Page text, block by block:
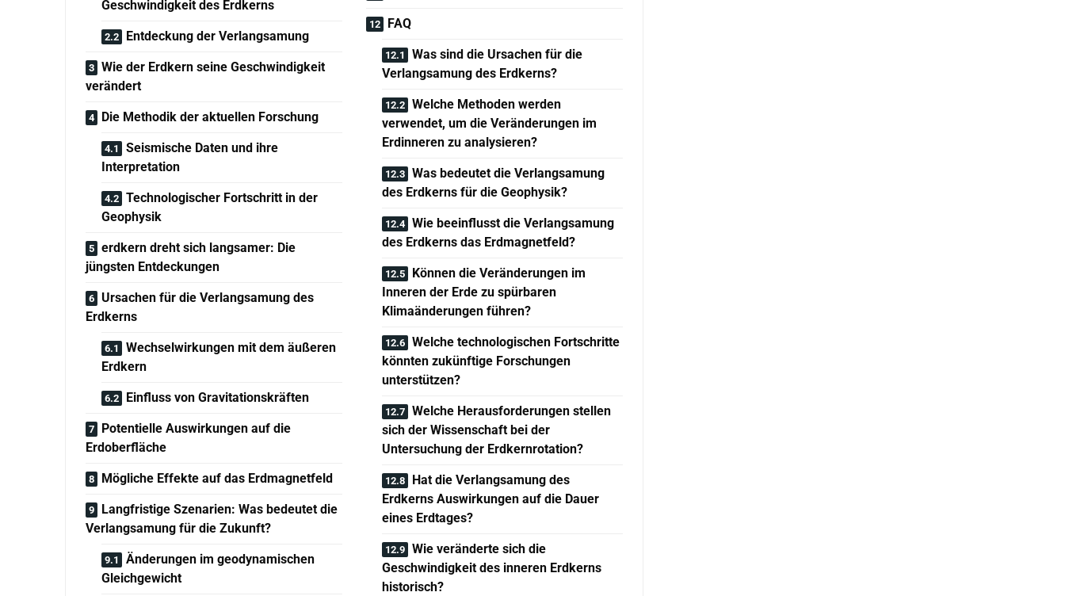
Geschwindigkeit des Erdkerns
Entdeckung der Verlangsamung
Wie der Erdkern seine Geschwindigkeit
verändert
Die Methodik der aktuellen Forschung
Seismische Daten und ihre
Interpretation
Technologischer Fortschritt in der
Geophysik
erdkern dreht sich langsamer: Die
jüngsten Entdeckungen
Ursachen für die Verlangsamung des
Erdkerns
Wechselwirkungen mit dem äußeren
Erdkern
Einfluss von Gravitationskräften
Potentielle Auswirkungen auf die
Erdoberfläche
Mögliche Effekte auf das Erdmagnetfeld
Langfristige Szenarien: Was bedeutet die
Verlangsamung für die Zukunft?
Änderungen im geodynamischen
Gleichgewicht
FAQ
Was sind die Ursachen für die
Verlangsamung des Erdkerns?
Welche Methoden werden
verwendet, um die Veränderungen im
Erdinneren zu analysieren?
Was bedeutet die Verlangsamung
des Erdkerns für die Geophysik?
Wie beeinflusst die Verlangsamung
des Erdkerns das Erdmagnetfeld?
Können die Veränderungen im
Inneren der Erde zu spürbaren
Klimaänderungen führen?
Welche technologischen Fortschritte
könnten zukünftige Forschungen
unterstützen?
Welche Herausforderungen stellen
sich der Wissenschaft bei der
Untersuchung der Erdkernrotation?
Hat die Verlangsamung des
Erdkerns Auswirkungen auf die Dauer
eines Erdtages?
Wie veränderte sich die
Geschwindigkeit des inneren Erdkerns
historisch?